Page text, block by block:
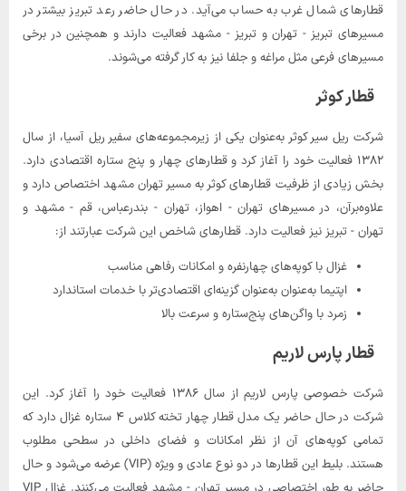
قطارهای شمال غرب به حساب می‌آید. در حال حاضر رعد تبریز بیشتر در
مسیرهای تبریز - تهران و تبریز - مشهد فعالیت دارند و همچنین در برخی
مسیرهای فرعی مثل مراغه و جلفا نیز به کار گرفته می‌شوند.
قطار کوثر
شرکت ریل سیر کوثر به‌عنوان یکی از زیرمجموعه‌های سفیر ریل آسیا، از سال
۱۳۸۲ فعالیت خود را آغاز کرد و قطارهای چهار و پنج ستاره اقتصادی دارد.
بخش زیادی از ظرفیت قطارهای کوثر به مسیر تهران مشهد اختصاص دارد و
علاوه‌برآن، در مسیرهای تهران - اهواز، تهران - بندرعباس، قم - مشهد و
تهران - تبریز نیز فعالیت دارد. قطارهای شاخص این شرکت عبارتند از:
غزال با کوپه‌های چهارنفره و امکانات رفاهی مناسب
اپتیما به‌عنوان به‌عنوان گزینه‌ای اقتصادی‌تر با خدمات استاندارد
زمرد با واگن‌های پنج‌ستاره و سرعت بالا
قطار پارس لاریم
شرکت خصوصی پارس لاریم از سال ۱۳۸۶ فعالیت خود را آغاز کرد. این
شرکت در حال حاضر یک مدل قطار چهار تخته کلاس ۴ ستاره غزال دارد که
تمامی کوپه‌های آن از نظر امکانات و فضای داخلی در سطحی مطلوب
هستند. بلیط این قطارها در دو نوع عادی و ویژه (VIP) عرضه می‌شود و حال